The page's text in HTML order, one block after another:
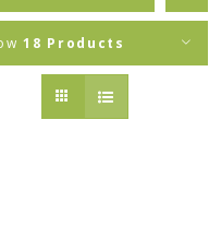
18 Products